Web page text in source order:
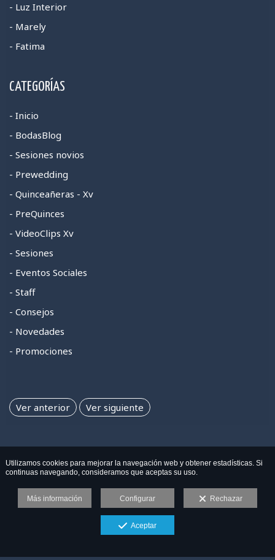
- Luz Interior
- Marely
- Fatima
CATEGORÍAS
- Inicio
- BodasBlog
- Sesiones novios
- Prewedding
- Quinceañeras - Xv
- PreQuinces
- VideoClips Xv
- Sesiones
- Eventos Sociales
- Staff
- Consejos
- Novedades
- Promociones
Ver anterior Ver siguiente
Utilizamos cookies para mejorar la navegación web y obtener estadísticas. Si
continuas navegando, consideramos que aceptas su uso.
Más información Configurar Rechazar
Aceptar